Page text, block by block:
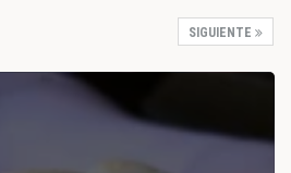
SIGUIENTE